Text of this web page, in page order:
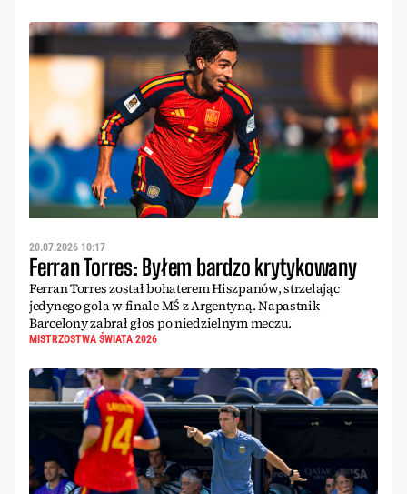
20.07.2026 10:17
Ferran Torres: Byłem bardzo krytykowany
Ferran Torres został bohaterem Hiszpanów, strzelając
jedynego gola w finale MŚ z Argentyną. Napastnik
Barcelony zabrał głos po niedzielnym meczu.
MISTRZOSTWA ŚWIATA 2026